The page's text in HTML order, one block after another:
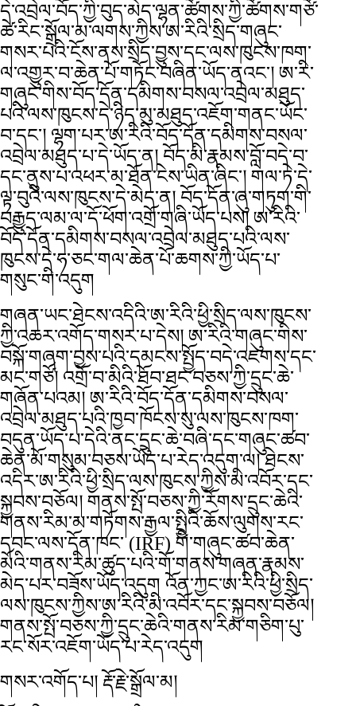
དེ་འབྲེལ་བོད་ཀྱི་བུད་མེད་ལྷན་ཚོགས་ཀྱི་ཚོགས་གཙོ་
ཚེ་རིང་སྒྲོལ་མ་ལགས་ཀྱིས་ཨ་རིའི་སྲིད་གཞུང་
གསར་པའི་ངོས་ནས་སྲིད་བྱུས་དང་ལས་ཁུངས་ཁག་
ལ་འགྱུར་བ་ཆེན་པོ་གཏོང་བཞིན་ཡོད་ནའང་། ཨ་རི་
གཞུང་གིས་བོད་དོན་དམིགས་བསལ་འབྲེལ་མཐུད་
པའི་ལས་ཁུངས་དེ་ཉིད་མུ་མཐུད་འཇོག་གནང་ཡོང་
བ་དང་། ལྷག་པར་ཨ་རིའི་བོད་དོན་དམིགས་བསལ་
འབྲེལ་མཐུད་པ་དེ་ཡོད་ན། བོད་མི་རྣམས་བློ་བདེ་བ་
དང་ནུས་པ་འཕར་མ་ཐོན་ངེས་ཡིན་ཞིང་། གལ་ཏེ་དེ་
ལྟ་བུའི་ལས་ཁུངས་དེ་མེད་ན། བོད་དོན་ཞུ་གཏུག་གི་
བརྒྱུད་ལམ་ལ་དོ་ཕོག་འགྲོ་གཞི་ཡོད་པས། ཨ་རིའི་
བོད་དོན་དམིགས་བསལ་འབྲེལ་མཐུད་པའི་ལས་
ཁུངས་དེ་ཧ་ཅང་གལ་ཆེན་པོ་ཆགས་ཀྱི་ཡོད་པ་
གསུང་གི་འདུག
གཞན་ཡང་ཐེངས་འདིའི་ཨ་རིའི་ཕྱི་སྲིད་ལས་ཁུངས་
ཀྱི་འཆར་འགོད་གསར་པ་དེས། ཨ་རིའི་གཞུང་གིས་
བསྐོ་གཞག་བྱས་པའི་དམངས་སྤྱོད་བདེ་འཇགས་དང་
མང་གཙོ། འགྲོ་བ་མིའི་ཐོབ་ཐང་བཅས་ཀྱི་དྲུང་ཆེ་
གཞོན་པའམ། ཨ་རིའི་བོད་དོན་དམིགས་བསལ་
འབྲེལ་མཐུད་པའི་ཁྱབ་ཁོངས་སུ་ལས་ཁུངས་ཁག་
བདུན་ཡོད་པ་དེའི་ནང་དྲུང་ཆེ་བཞི་དང་གཞུང་ཚབ་
ཆེན་མོ་གསུམ་བཅས་ཡོད་པ་རེད་འདུག་ལ། ཐེངས་
འདིར་ཨ་རིའི་ཕྱི་སྲིད་ལས་ཁུངས་ཀྱིས་མི་འབོར་དང་
སྐྱབས་བཅོལ། གནས་སྤོ་བཅས་ཀྱི་རོགས་དྲུང་ཆེའི་
གནས་རིམ་མ་གཏོགས་རྒྱལ་སྤྱིའི་ཆོས་ལུགས་རང་
དབང་ལས་དོན་ཁང་ (IRF) གི་གཞུང་ཚབ་ཆེན་
མོའི་གནས་རིམ་ཚུད་པའི་གོ་གནས་གཞན་རྣམས་
མེད་པར་བཟོས་ཡོད་འདུག འོན་ཀྱང་ཨ་རིའི་ཕྱི་སྲིད་
ལས་ཁུངས་ཀྱིས་ཨ་རིའི་མི་འབོར་དང་སྐྱབས་བཅོལ།
གནས་སྤོ་བཅས་ཀྱི་དྲུང་ཆེའི་གནས་རིམ་གཅིག་པུ་
རང་སོར་འཇོག་ཡོད་པ་རེད་འདུག
གསར་འགོད་པ། རྡོ་རྗེ་སྒྲོལ་མ།